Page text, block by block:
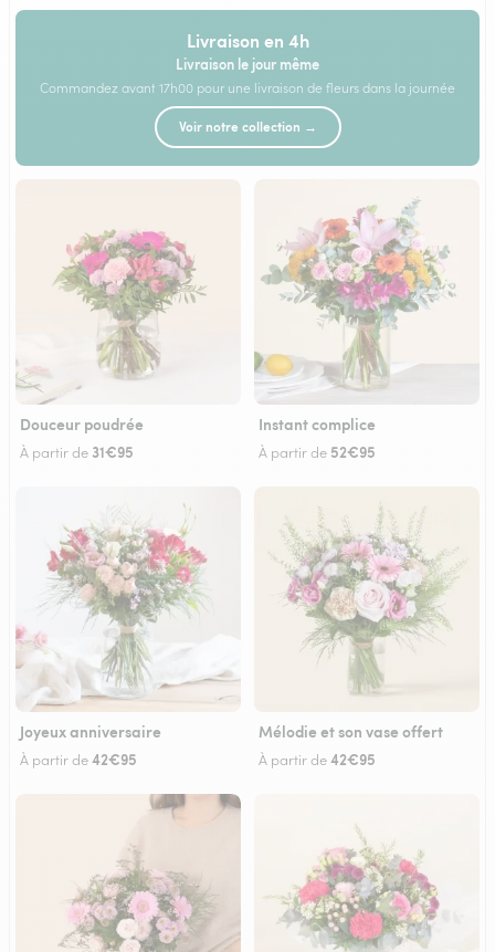
Livraison en 4h
Livraison le jour même
Commandez avant 17h00 pour une livraison de fleurs dans la journée
Voir notre collection →
Douceur poudrée
À partir de 31€95
Instant complice
À partir de 52€95
Joyeux anniversaire
À partir de42€95
Mélodie et son vase offert
À partir de42€95